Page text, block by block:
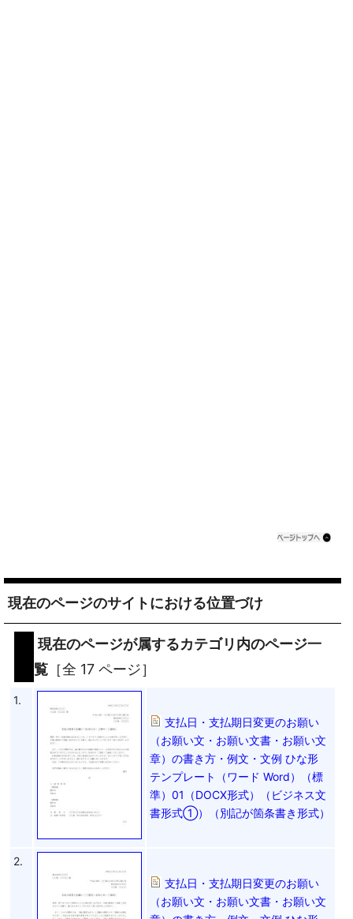
現在のページのサイトにおける位置づけ
現在のページが属するカテゴリ内のページ一
覧 ［全 17 ページ］
1.
支払日・支払期日変更のお願い
（お願い文・お願い文書・お願い文
章）の書き方・例文・文例 ひな形
テンプレート（ワード Word）（標
準）01（DOCX形式）（ビジネス文
書形式①）（別記が箇条書き形式）
2.
支払日・支払期日変更のお願い
（お願い文・お願い文書・お願い文